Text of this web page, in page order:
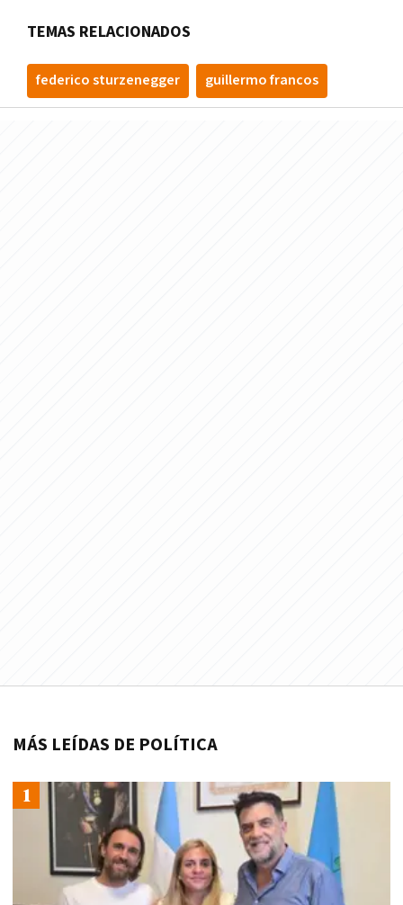
TEMAS RELACIONADOS
federico sturzenegger guillermo francos
MÁS LEÍDAS DE POLÍTICA